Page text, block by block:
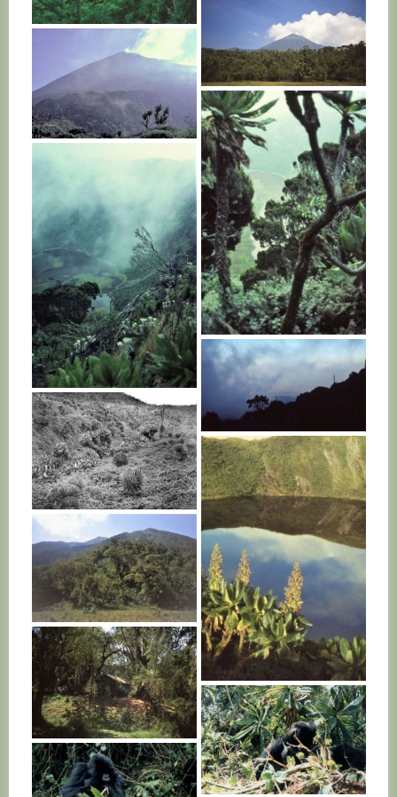
RWANDA
RWANDA
RWANDA
RWANDA
RWANDA
RWANDA
RWANDA
RWANDA